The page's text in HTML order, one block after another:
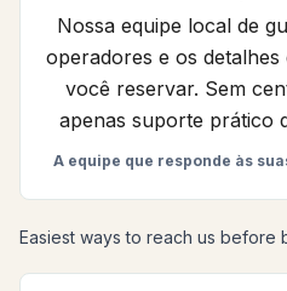
Nossa equipe local de
operadores e os
você reservar. Sem
apenas suporte prático
A equipe que responde às
Easiest ways to reach us before